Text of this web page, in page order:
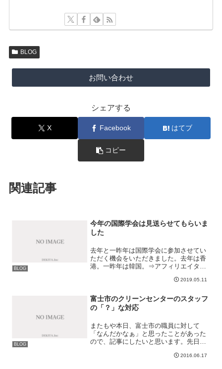
BLOG
お問い合わせ
シェアする
X Facebook はてブ
コピー
関連記事
BLOG
今年の国際学会は見送らせてもらいま
した
去年と一昨年は国際学会に参加させてい
ただく機会をいただきました。去年は香
港。一昨年は韓国。⇒アフィリエイター
ィリエイターが国際学会で論文発表！非
と考えていたのです...
2019.05.11
BLOG
富士市のクリーンセンターのスタッフ
の「？」な対応
またもや本日、富士市の職員に対して
「なんだかなぁ」と思ったことがあった
ので、記事にしたいと思います。先日の
は「？」が付くことが多く感じます。真
2016.06.17